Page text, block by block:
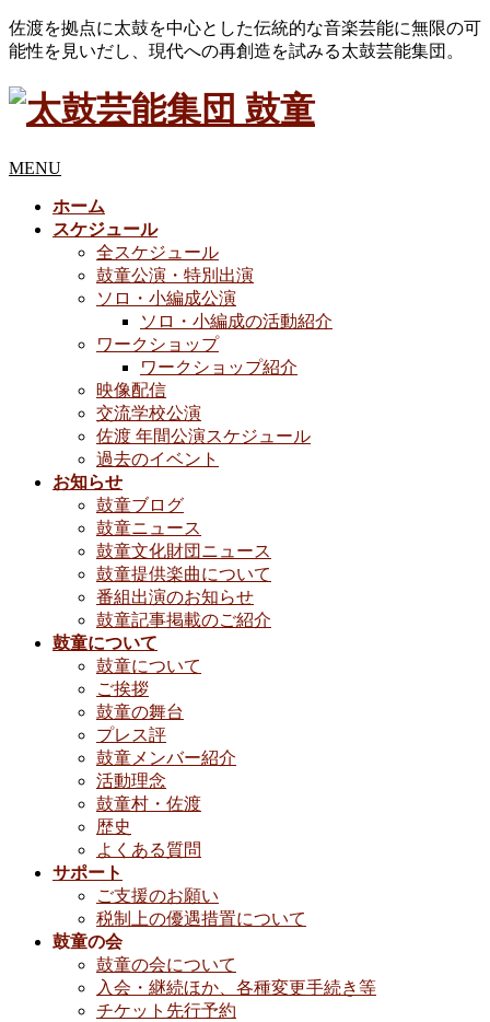
佐渡を拠点に太鼓を中心とした伝統的な音楽芸能に無限の可
能性を見いだし、現代への再創造を試みる太鼓芸能集団。
MENU
ホーム
スケジュール
全スケジュール
鼓童公演・特別出演
ソロ・小編成公演
ソロ・小編成の活動紹介
ワークショップ
ワークショップ紹介
映像配信
交流学校公演
佐渡 年間公演スケジュール
過去のイベント
お知らせ
鼓童ブログ
鼓童ニュース
鼓童文化財団ニュース
鼓童提供楽曲について
番組出演のお知らせ
鼓童記事掲載のご紹介
鼓童について
鼓童について
ご挨拶
鼓童の舞台
プレス評
鼓童メンバー紹介
活動理念
鼓童村・佐渡
歴史
よくある質問
サポート
ご支援のお願い
税制上の優遇措置について
鼓童の会
鼓童の会について
入会・継続ほか、各種変更手続き等
チケット先行予約